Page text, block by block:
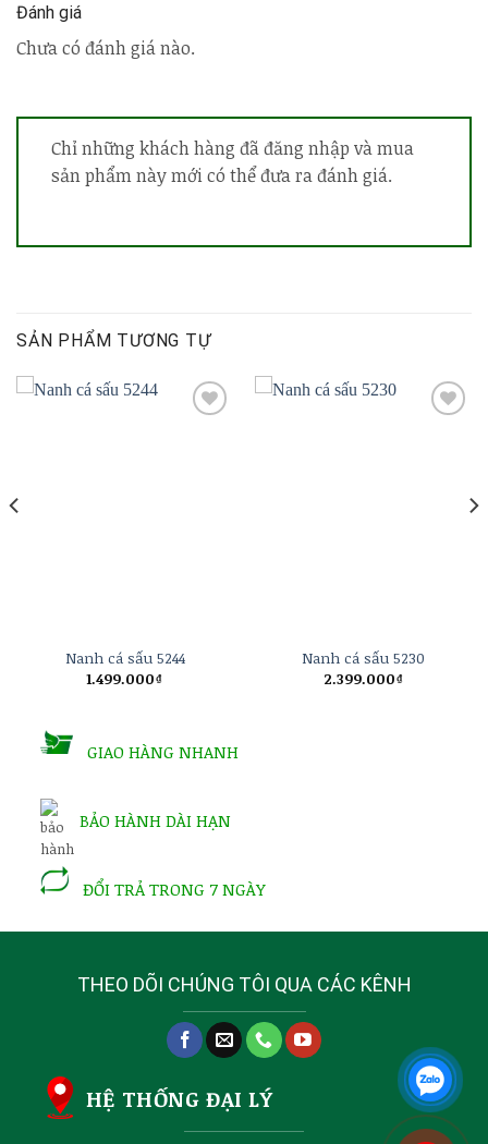
Đánh giá
Chưa có đánh giá nào.
Chỉ những khách hàng đã đăng nhập và mua
sản phẩm này mới có thể đưa ra đánh giá.
SẢN PHẨM TƯƠNG TỰ
Nanh cá sấu 5244
1.499.000₫
Nanh cá sấu 5230
2.399.000₫
GIAO HÀNG NHANH
BẢO HÀNH DÀI HẠN
ĐỔI TRẢ TRONG 7 NGÀY
THEO DÕI CHÚNG TÔI QUA CÁC KÊNH
HỆ THỐNG ĐẠI LÝ